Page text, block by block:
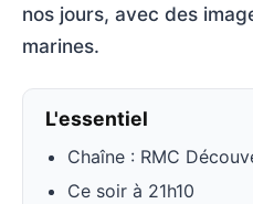
nos jours, avec des
marines.
L'essentiel
Chaîne : RMC
Ce soir à 21h10